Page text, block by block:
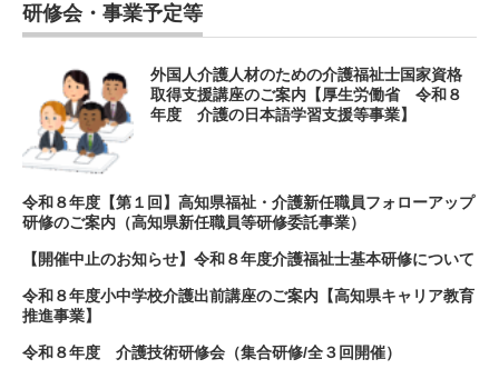
研修会・事業予定等
外国人介護人材のための介護福祉士国家資格
取得支援講座のご案内【厚生労働省 令和８
年度 介護の日本語学習支援等事業】
令和８年度【第１回】高知県福祉・介護新任職員フォローアップ
研修のご案内（高知県新任職員等研修委託事業）
【開催中止のお知らせ】令和８年度介護福祉士基本研修について
令和８年度小中学校介護出前講座のご案内【高知県キャリア教育
推進事業】
令和８年度 介護技術研修会（集合研修/全３回開催）